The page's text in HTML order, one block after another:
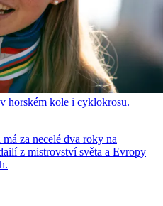
horském kole i cyklokrosu.
za necelé dva roky na
z mistrovství světa a Evropy